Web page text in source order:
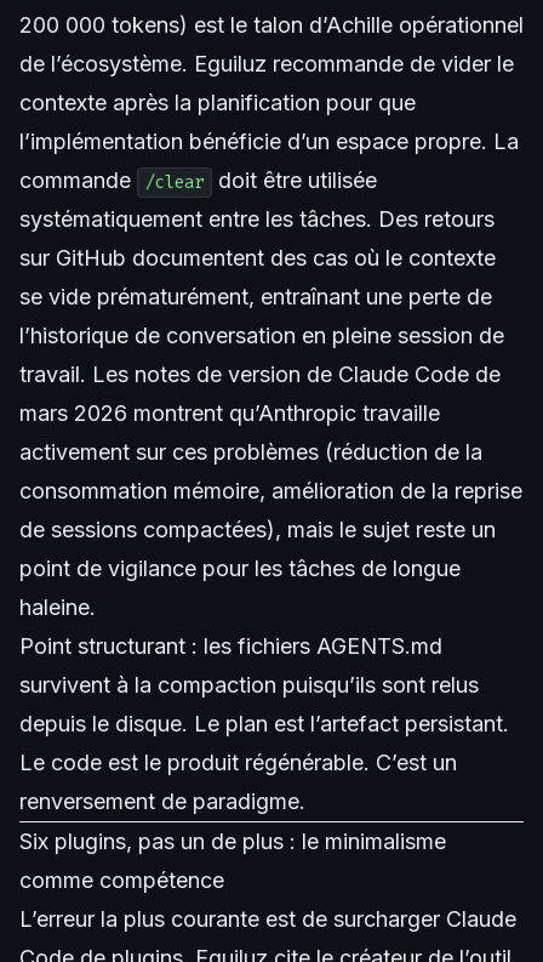
200 000 tokens) est le talon d’Achille opérationnel
de l’écosystème. Eguiluz recommande de vider le
contexte après la planification pour que
l’implémentation bénéficie d’un espace propre. La
commande
/clear
doit être utilisée
systématiquement entre les tâches. Des retours
sur GitHub documentent des cas où le contexte
se vide prématurément, entraînant une perte de
l’historique de conversation en pleine session de
travail. Les notes de version de Claude Code de
mars 2026 montrent qu’Anthropic travaille
activement sur ces problèmes (réduction de la
consommation mémoire, amélioration de la reprise
de sessions compactées), mais le sujet reste un
point de vigilance pour les tâches de longue
haleine.
Point structurant : les fichiers AGENTS.md
survivent à la compaction puisqu’ils sont relus
depuis le disque. Le plan est l’artefact persistant.
Le code est le produit régénérable. C’est un
renversement de paradigme.
Six plugins, pas un de plus : le minimalisme
comme compétence
L’erreur la plus courante est de surcharger Claude